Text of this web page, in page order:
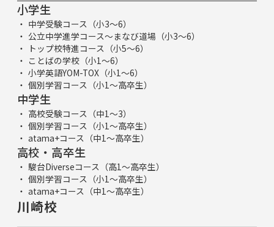
小学生
中学受験コース（小3～6）
公立中学進学コース～まなび道場（小3～6）
トップ校特進コース（小5～6）
ことばの学校（小1～6）
小学英語YOM-TOX（小1～6）
個別学習コース（小1～高卒生）
中学生
高校受験コース（中1～3）
個別学習コース（小1～高卒生）
atama+コース（中1～高卒生）
高校・高卒生
駿台Diverseコース（高1～高卒生）
個別学習コース（小1～高卒生）
atama+コース（中1～高卒生）
川崎校